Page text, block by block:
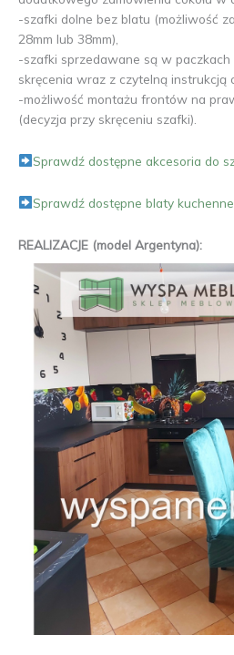
-szafki dolne bez blatu (możliwość
28mm lub 38mm),
-szafki sprzedawane są w paczkach
skręcenia wraz z czytelną instrukcją
-możliwość montażu frontów na
(decyzja przy skręceniu szafki).
Sprawdź dostępne akcesoria do
Sprawdź dostępne blaty kuchenne
REALIZACJE (model Argentyna):